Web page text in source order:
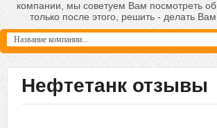
компании, мы советуем Вам посмотреть
только после этого, решить - делать Вам
Нефтетанк отзывы